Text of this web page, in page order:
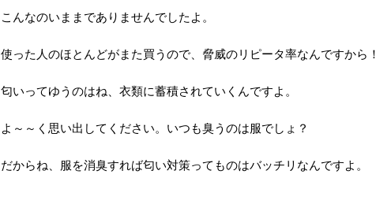
こんなのいままでありませんでしたよ。
使った人のほとんどがまた買うので、脅威のリピータ率なんですから！
匂いってゆうのはね、衣類に蓄積されていくんですよ。
よ～～く思い出してください。いつも臭うのは服でしょ？
だからね、服を消臭すれば匂い対策ってものはバッチリなんですよ。